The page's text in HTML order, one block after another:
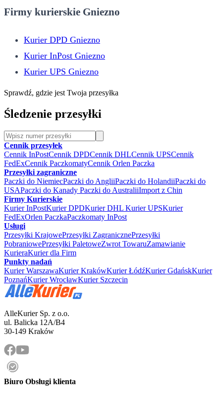
Firmy kurierskie Gniezno
Kurier DPD Gniezno
Kurier InPost Gniezno
Kurier UPS Gniezno
Sprawdź, gdzie jest Twoja przesyłka
Śledzenie przesyłki
Cennik przesyłek
Cennik InPostCennik DPDCennik DHLCennik UPSCennik
FedExCennik PaczkomatyCennik Orlen Paczka
Przesyłki zagraniczne
Paczki do NiemiecPaczki do AngliiPaczki do HolandiiPaczki do
USAPaczki do Kanady Paczki do AustraliiImport z Chin
Firmy Kurierskie
Kurier InPostKurier DPDKurier DHL Kurier UPSKurier
FedExOrlen PaczkaPaczkomaty InPost
Usługi
Przesyłki KrajowePrzesyłki ZagranicznePrzesyłki
PobraniowePrzesyłki PaletoweZwrot TowaruZamawianie
KurieraKurier dla Firm
Punkty nadań
Kurier WarszawaKurier KrakówKurier ŁódźKurier GdańskKurier
PoznańKurier WrocławKurier Szczecin
AlleKurier Sp. z o.o.
ul. Balicka 12A/B4
30-149 Kraków
Biuro Obsługi klienta